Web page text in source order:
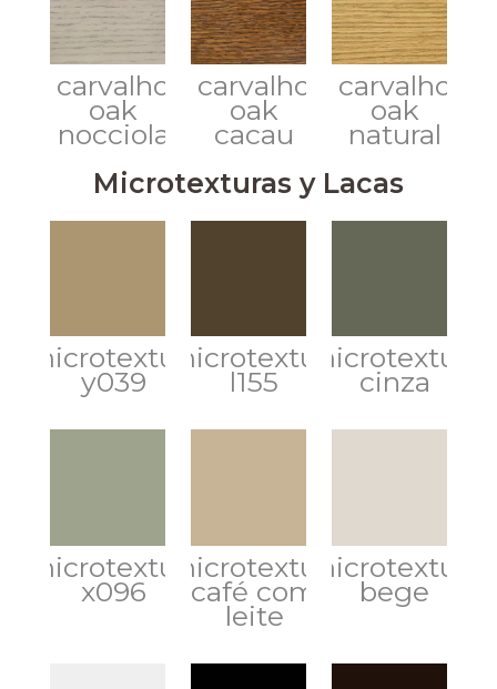
carvalho
oak
nocciola
carvalho
oak
cacau
carvalho
oak
natural
Microtexturas y Lacas
microtextura
y039
microtextura
l155
microtextura
cinza
microtextura
x096
microtextura
café com
leite
microtextura
bege